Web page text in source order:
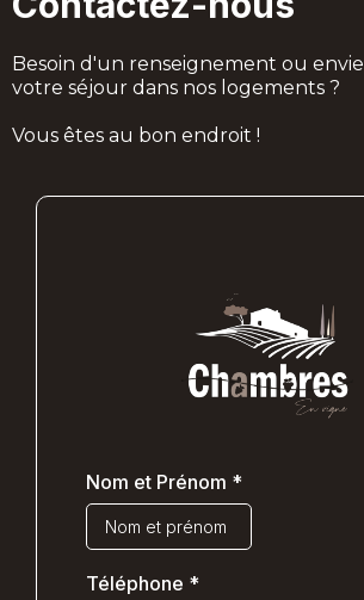
Besoin d'un renseignement ou
votre séjour dans nos logements ?
Vous êtes au bon endroit !
Nom et Prénom *
Téléphone *